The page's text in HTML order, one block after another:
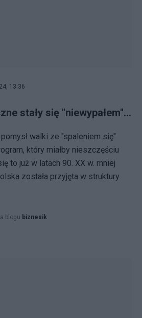
13:36
stały się "niewypałem"...
walki ze "spaleniem się"
który miałby nieszczęściu
to już w latach 90. XX w. mniej
została przyjęta w struktury
blogu biznesik